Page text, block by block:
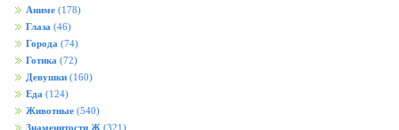
Аниме (178)
Глаза (46)
Города (74)
Готика (72)
Девушки (160)
Еда (124)
Животные (540)
Знаменитости Ж (321)